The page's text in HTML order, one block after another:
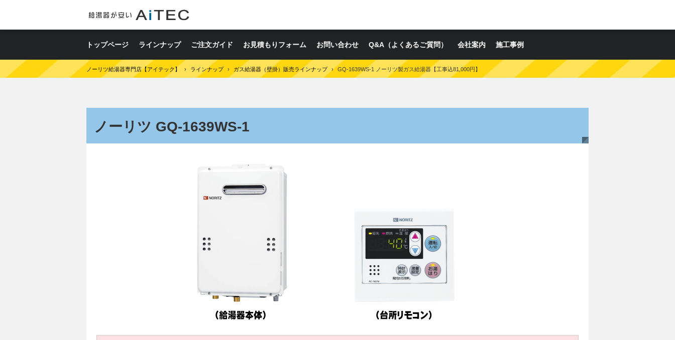
トップページ ラインナップ ご注文ガイド お見積もりフォーム お問い合わせ Q&A（よくあるご質問） 会社案内 施工事例
ノーリツ給湯器専門店【アイテック】 › ラインナップ › ガス給湯器（壁掛）販売ラインナップ › GQ-1639WS-1 ノーリツ製ガス給湯器【工事込81,000円】
ノーリツ GQ-1639WS-1